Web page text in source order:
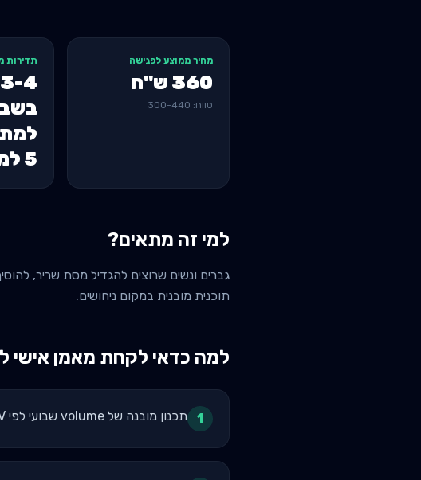
מחיר ממוצע לפגישה
360 ש"ח
טווח: 300-440
תדירות
5 למתקדמים
למי זה מתאים?
תוכנית מובנית במקום ניחושים.
למה כדאי לקחת מאמן אישי ל
1 תכנון מובנה של volume שבועי לפי MEV/MAV/MRV - לא ניחושים